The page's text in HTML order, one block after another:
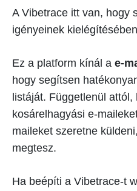
A Vibetrace itt van, hogy
igényeinek
Ez a platform kínál a e-
hogy segítsen
listáját. Függetlenül
kosárelhagyási e-
maileket szeretne
megtesz.
Ha beépíti a Vibetrace-t